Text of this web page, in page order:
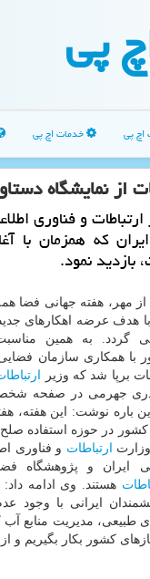
پی
اچ پی خدمات اچ پی
از نمایشگاه
و فناوری
كه همزمان با
بازدید نمود.
۱۸ مهرماه) با هدف عرضه
گردد. به همین
با همكاری سازمان
برپا شد كه وزیر
آذری جهرمی در صفحه
باره نوشت: این هفته،
در حوزه استفاده صلح
ارتباطات و فناوری
ایران و پژوهشگاه
ایرانی با
طبیعی، مدیریت منابع
كشور بكار بگیریم